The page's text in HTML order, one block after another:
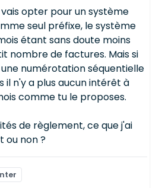
opter pour un système
seul préfixe, le système
étant sans doute moins
nombre de factures. Mais si
numérotation séquentielle
il n'y a plus aucun intérêt à
comme tu le proposes.
de règlement, ce que j'ai
ou non ?